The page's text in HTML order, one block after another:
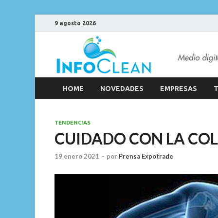
9 agosto 2026
HOME NOVEDADES EMPRESAS
TENDENCIAS
CUIDADO CON LA
19 enero 2021 - por Prensa Expotrade